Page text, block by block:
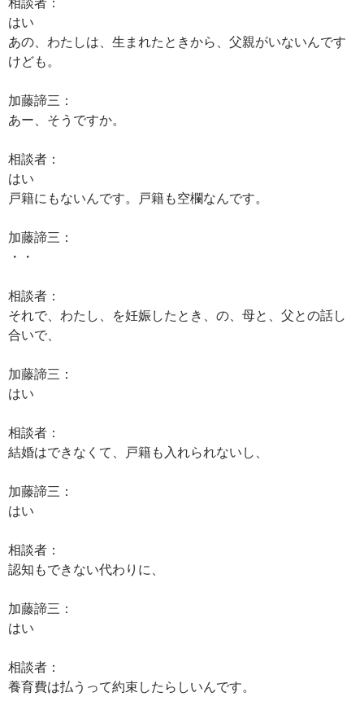
はい
あの、わたしは、生まれたときから、父親がいないんです
けども。
加藤諦三：
あー、そうですか。
相談者：
はい
戸籍にもないんです。戸籍も空欄なんです。
加藤諦三：
・・
相談者：
それで、わたし、を妊娠したとき、の、母と、父との話し
合いで、
加藤諦三：
はい
相談者：
結婚はできなくて、戸籍も入れられないし、
加藤諦三：
はい
相談者：
認知もできない代わりに、
加藤諦三：
はい
相談者：
養育費は払うって約束したらしいんです。